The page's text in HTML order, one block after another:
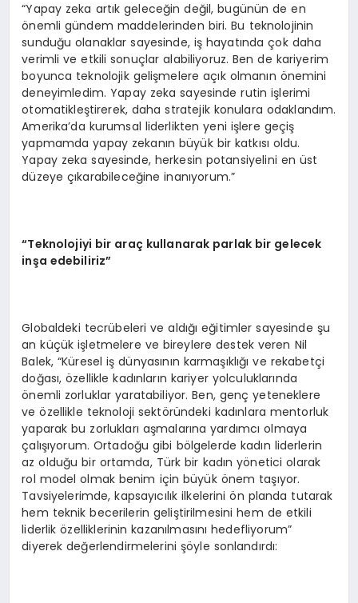
“Yapay zeka artık geleceğin değil, bugünün de en
önemli gündem maddelerinden biri. Bu teknolojinin
sunduğu olanaklar sayesinde, iş hayatında çok daha
verimli ve etkili sonuçlar alabiliyoruz. Ben de kariyerim
boyunca teknolojik gelişmelere açık olmanın önemini
deneyimledim. Yapay zeka sayesinde rutin işlerimi
otomatikleştirerek, daha stratejik konulara odaklandım.
Amerika’da kurumsal liderlikten yeni işlere geçiş
yapmamda yapay zekanın büyük bir katkısı oldu.
Yapay zeka sayesinde, herkesin potansiyelini en üst
düzeye çıkarabileceğine inanıyorum.”
“Teknolojiyi bir araç kullanarak parlak bir gelecek
inşa edebiliriz”
Globaldeki tecrübeleri ve aldığı eğitimler sayesinde şu
an küçük işletmelere ve bireylere destek veren Nil
Balek, “Küresel iş dünyasının karmaşıklığı ve rekabetçi
doğası, özellikle kadınların kariyer yolculuklarında
önemli zorluklar yaratabiliyor. Ben, genç yeteneklere
ve özellikle teknoloji sektöründeki kadınlara mentorluk
yaparak bu zorlukları aşmalarına yardımcı olmaya
çalışıyorum. Ortadoğu gibi bölgelerde kadın liderlerin
az olduğu bir ortamda, Türk bir kadın yönetici olarak
rol model olmak benim için büyük önem taşıyor.
Tavsiyelerimde, kapsayıcılık ilkelerini ön planda tutarak
hem teknik becerilerin geliştirilmesini hem de etkili
liderlik özelliklerinin kazanılmasını hedefliyorum”
diyerek değerlendirmelerini şöyle sonlandırdı: